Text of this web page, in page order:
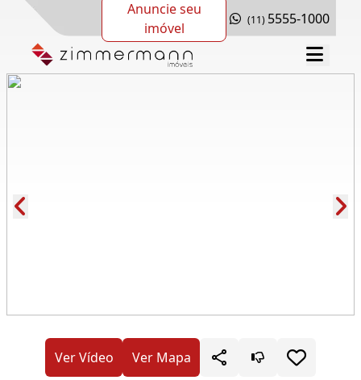
Anuncie seu
imóvel
(11) 5555-1000
Ver Vídeo
Ver Mapa